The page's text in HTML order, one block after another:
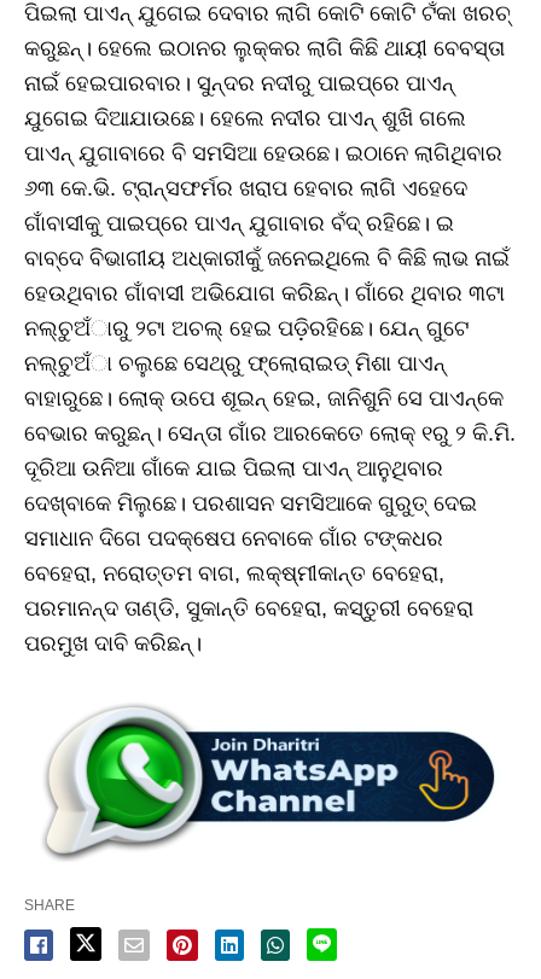
ପିଇଲା ପାଏନ୍‌ ଯୁଗେଇ ଦେବାର ଲାଗି କୋଟି କୋଟି ଟଁକା ଖରଚ୍‌
କରୁଛନ୍‌। ହେଲେ ଇଠାନର ଲୁକ୍‌କର ଲାଗି କିଛି ଥାୟୀ ବେବସ୍‌ତା
ନାଇଁ ହେଇପାରବାର। ସୁନ୍ଦର ନଦୀରୁ ପାଇପ୍‌ରେ ପାଏନ୍‌
ଯୁଗେଇ ଦିଆଯାଉଛେ। ହେଲେ ନଦୀର ପାଏନ୍‌ ଶୁଖି ଗଲେ
ପାଏନ୍‌ ଯୁଗାବାରେ ବି ସମସିଆ ହେଉଛେ। ଇଠାନେ ଲାଗିଥିବାର
୬୩ କେ.ଭି. ଟ୍ରାନ୍ସଫର୍ମର ଖରାପ ହେବାର ଲାଗି ଏହେଦେ
ଗାଁବାସୀକୁ ପାଇପ୍‌ରେ ପାଏନ୍‌ ଯୁଗାବାର ବଁଦ୍‌ ରହିଛେ। ଇ
ବାବ୍‌ଦେ ବିଭାଗୀୟ ଅଧ୍‌କାରୀକୁଁ ଜନେଇଥିଲେ ବି କିଛି ଲାଭ ନାଇଁ
ହେଉଥିବାର ଗାଁବାସୀ ଅଭିଯୋଗ କରିଛନ୍‌। ଗାଁରେ ଥିବାର ୩ଟା
ନଲ୍‌ଚୁଅଁାରୁ ୨ଟା ଅଚଲ୍‌ ହେଇ ପଡ଼ିରହିଛେ। ଯେନ୍‌ ଗୁଟେ
ନଲ୍‌ଚୁଅଁା ଚଲୁଛେ ସେଥ୍‌ରୁ ଫ୍ଲୋରାଇଡ୍‌ ମିଶା ପାଏନ୍‌
ବାହାରୁଛେ। ଲୋକ୍‌ ଉପେ ଶୂଇନ୍‌ ହେଇ, ଜାନିଶୁନି ସେ ପାଏନ୍‌କେ
ବେଭାର କରୁଛନ୍‌। ସେନ୍‌ତା ଗାଁର ଆରକେତେ ଲୋକ୍‌ ୧ରୁ ୨ କି.ମି.
ଦୂରିଆ ଉନିଆ ଗାଁକେ ଯାଇ ପିଇଲା ପାଏନ୍‌ ଆନୁଥିବାର
ଦେଖ୍‌ବାକେ ମିଲୁଛେ। ପରଶାସନ ସମସିଆକେ ଗୁରୁତ୍‌ ଦେଇ
ସମାଧାନ ଦିଗେ ପଦକ୍ଷେପ ନେବାକେ ଗାଁର ଟଙ୍କଧର
ବେହେରା, ନରୋତ୍ତମ ବାଗ, ଲକ୍ଷ୍ମୀକାନ୍ତ ବେହେରା,
ପରମାନନ୍ଦ ତାଣ୍ଡି, ସୁକାନ୍ତି ବେହେରା, କସ୍ତୁରୀ ବେହେରା
ପରମୁଖ ଦାବି କରିଛନ୍‌।
SHARE